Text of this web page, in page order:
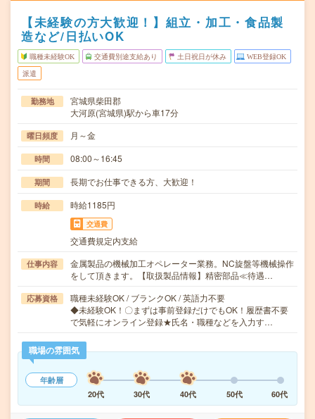
【未経験の方大歓迎！】組立・加工・食品製
造など/日払いOK
職種未経験OK 交通費別途支給あり 土日祝日が休み WEB登録OK
派遣
勤務地
宮城県柴田郡
大河原(宮城県)駅から車17分
曜日頻度 月～金
時間 08:00～16:45
期間 長期でお仕事できる方、大歓迎！
時給 時給1185円
交通費
交通費規定内支給
仕事内容
金属製品の機械加工オペレーター業務。NC旋盤等機械操作
をして頂きます。【取扱製品情報】精密部品≪待遇…
応募資格
職種未経験OK / ブランクOK / 英語力不要
◆未経験OK！〇まずは事前登録だけでもOK！履歴書不要
で気軽にオンライン登録★氏名・職種などを入力す…
職場の雰囲気
年齢層
20代
30代 40代 50代 60代